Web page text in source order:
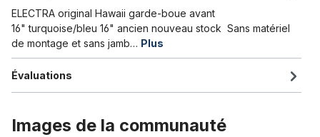
ELECTRA original Hawaii garde-boue avant
16" turquoise/bleu 16" ancien nouveau stock Sans matériel
de montage et sans jamb… Plus
Évaluations
Images de la communauté